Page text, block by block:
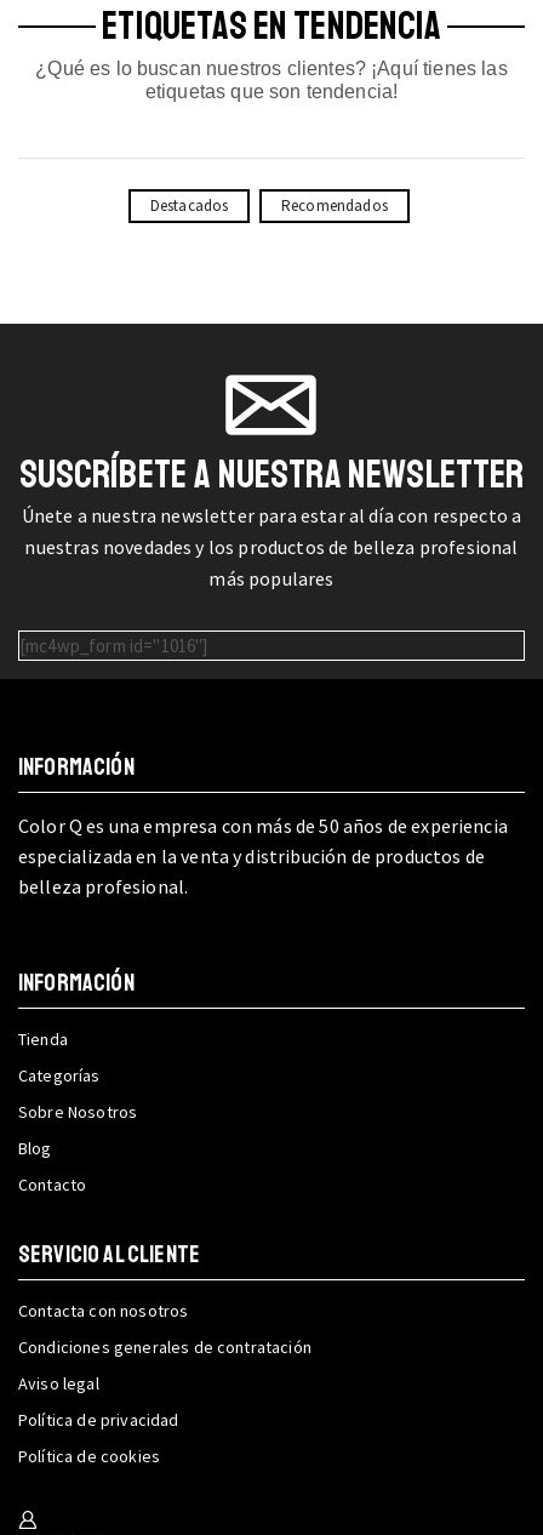
ETIQUETAS EN TENDENCIA
¿Qué es lo buscan nuestros clientes? ¡Aquí tienes las
etiquetas que son tendencia!
Destacados Recomendados
SUSCRÍBETE A NUESTRA NEWSLETTER
Únete a nuestra newsletter para estar al día con respecto a
nuestras novedades y los productos de belleza profesional
más populares
[mc4wp_form id="1016"]
INFORMACIÓN
Color Q es una empresa con más de 50 años de experiencia
especializada en la venta y distribución de productos de
belleza profesional.
INFORMACIÓN
Tienda
Categorías
Sobre Nosotros
Blog
Contacto
SERVICIO AL CLIENTE
Contacta con nosotros
Condiciones generales de contratación
Aviso legal
Política de privacidad
Política de cookies